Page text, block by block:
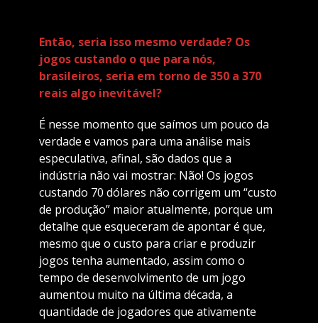
Então, seria isso mesmo verdade? Os
jogos custando o que para nós,
brasileiros, seria em torno de 350 a 370
reais algo inevitável?
É nesse momento que saímos um pouco da
verdade e vamos para uma análise mais
especulativa, afinal, são dados que a
indústria não vai mostrar: Não! Os jogos
custando 70 dólares não corrigem um “custo
de produção” maior atualmente, porque um
detalhe que esqueceram de apontar é que,
mesmo que o custo para criar e produzir
jogos tenha aumentado, assim como o
tempo de desenvolvimento de um jogo
aumentou muito na última década, a
quantidade de jogadores que ativamente